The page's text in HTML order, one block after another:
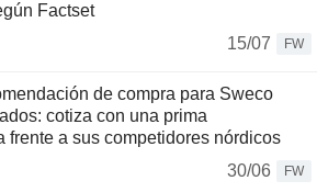
Factset
15/07
FW
de compra para Sweco
cotiza con una prima
frente a sus competidores nórdicos
30/06
FW